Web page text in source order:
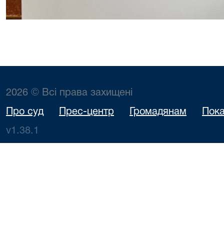
2026 © Всі права захищені
Про суд Прес-центр Громадянам
v1.38.1